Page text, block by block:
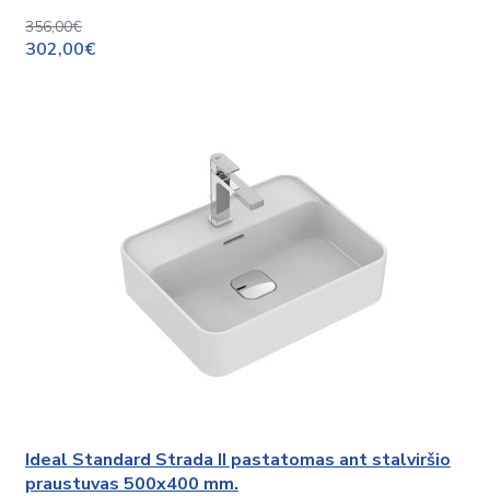
356,00€
302,00€
Ideal Standard Strada II pastatomas ant stalviršio
praustuvas 500x400 mm.